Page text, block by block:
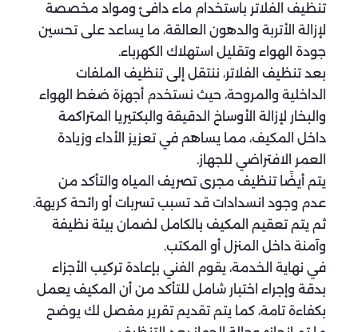
تنظيف الفلاتر باستخدام ماء دافئ ومواد مخصصة
لإزالة الأتربة والدهون العالقة، ما يساعد على تحسين
جودة الهواء وتقليل استهلاك الكهرباء.
بعد تنظيف الفلاتر، ننتقل إلى تنظيف الملفات
الداخلية والمروحة، حيث نستخدم أجهزة ضغط الهواء
والبخار لإزالة الأوساخ الدقيقة والبكتيريا المتراكمة
داخل المكيف، مما يساهم في تعزيز الأداء وزيادة
العمر الافتراضي للجهاز.
يتم أيضًا تنظيف مجرى تصريف المياه والتأكد من
عدم وجود انسدادات قد تسبب تسربات أو رائحة كريهة.
ثم يتم تعقيم المكيف بالكامل لضمان بيئة نظيفة
وآمنة داخل المنزل أو المكتب.
في نهاية الخدمة، يقوم الفني بإعادة تركيب الأجزاء
بدقة وإجراء اختبار شامل للتأكد من أن المكيف يعمل
بكفاءة تامة، كما يتم تقديم تقرير مفصل لك يوضح